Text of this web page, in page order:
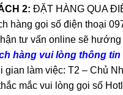
2: ĐẶT HÀNG QUA
hàng gọi số điện thoại
tư vấn online sẽ
hàng vui lòng thông tin
gian làm việc: T2 – Chủ
mắc vui lòng gọi số